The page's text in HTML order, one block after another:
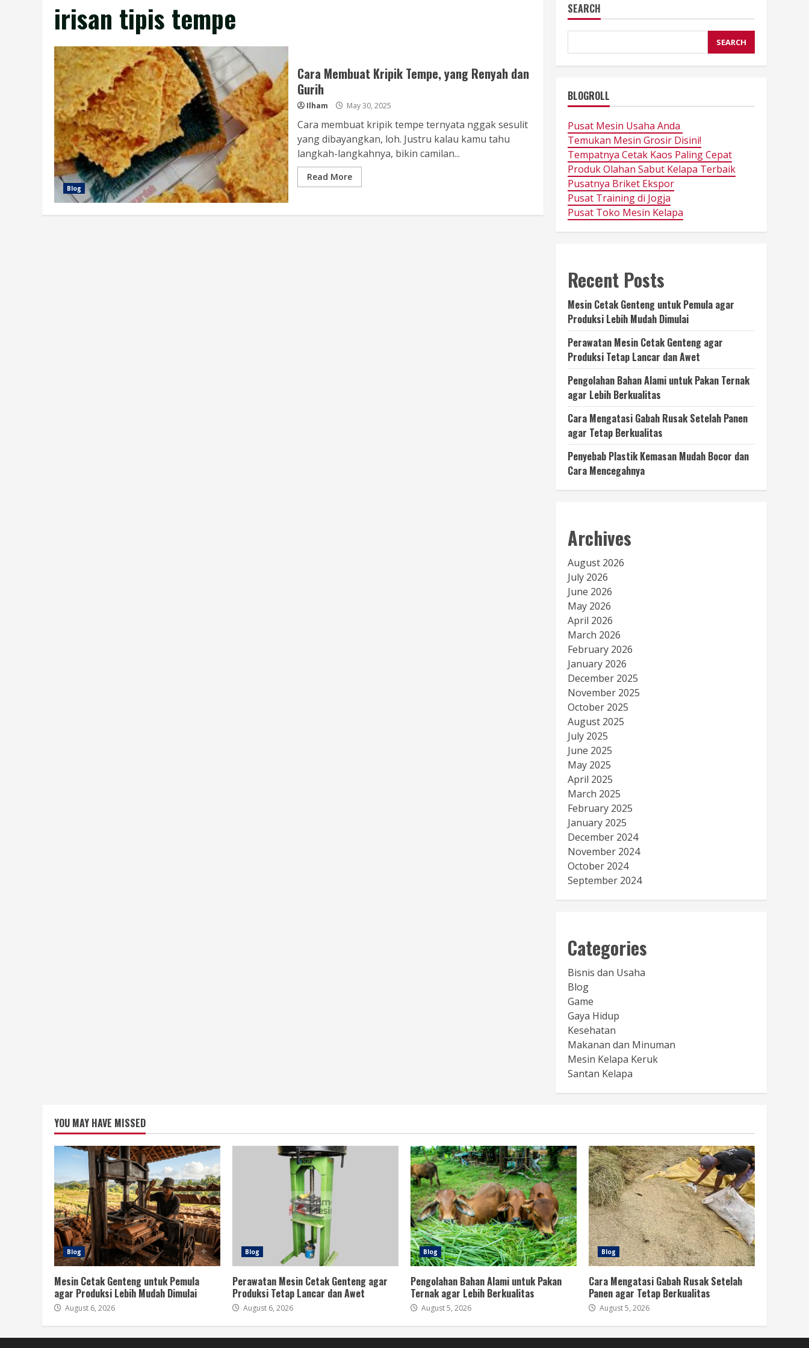
irisan tipis tempe
Blog
Cara Membuat Kripik Tempe, yang Renyah dan
Gurih
Ilham May 30, 2025
Cara membuat kripik tempe ternyata nggak sesulit
yang dibayangkan, loh. Justru kalau kamu tahu
langkah-langkahnya, bikin camilan...
Read More
SEARCH
SEARCH
BLOGROLL
Pusat Mesin Usaha Anda
Temukan Mesin Grosir Disini!
Tempatnya Cetak Kaos Paling Cepat
Produk Olahan Sabut Kelapa Terbaik
Pusatnya Briket Ekspor
Pusat Training di Jogja
Pusat Toko Mesin Kelapa
Recent Posts
Mesin Cetak Genteng untuk Pemula agar
Produksi Lebih Mudah Dimulai
Perawatan Mesin Cetak Genteng agar
Produksi Tetap Lancar dan Awet
Pengolahan Bahan Alami untuk Pakan Ternak
agar Lebih Berkualitas
Cara Mengatasi Gabah Rusak Setelah Panen
agar Tetap Berkualitas
Penyebab Plastik Kemasan Mudah Bocor dan
Cara Mencegahnya
Archives
August 2026
July 2026
June 2026
May 2026
April 2026
March 2026
February 2026
January 2026
December 2025
November 2025
October 2025
August 2025
July 2025
June 2025
May 2025
April 2025
March 2025
February 2025
January 2025
December 2024
November 2024
October 2024
September 2024
Categories
Bisnis dan Usaha
Blog
Game
Gaya Hidup
Kesehatan
Makanan dan Minuman
Mesin Kelapa Keruk
Santan Kelapa
YOU MAY HAVE MISSED
Blog
Mesin Cetak Genteng untuk Pemula
agar Produksi Lebih Mudah Dimulai
August 6, 2026
Blog
Perawatan Mesin Cetak Genteng agar
Produksi Tetap Lancar dan Awet
August 6, 2026
Blog
Pengolahan Bahan Alami untuk Pakan
Ternak agar Lebih Berkualitas
August 5, 2026
Blog
Cara Mengatasi Gabah Rusak Setelah
Panen agar Tetap Berkualitas
August 5, 2026